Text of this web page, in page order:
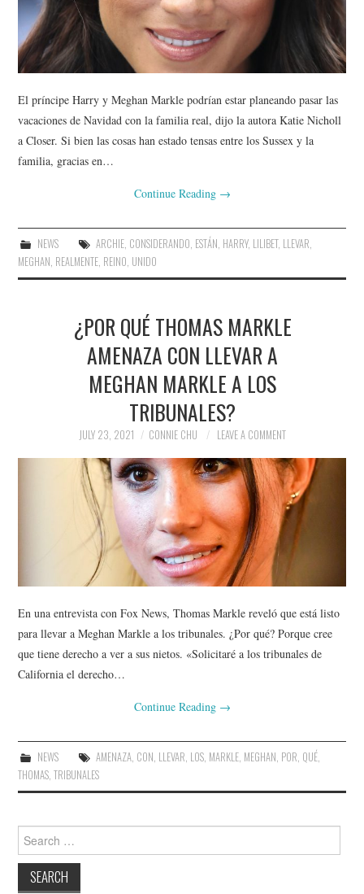
El príncipe Harry y Meghan Markle podrían estar planeando pasar las
vacaciones de Navidad con la familia real, dijo la autora Katie Nicholl
a Closer. Si bien las cosas han estado tensas entre los Sussex y la
familia, gracias en…
Continue Reading →
NEWS ARCHIE, CONSIDERANDO, ESTÁN, HARRY, LILIBET, LLEVAR,
MEGHAN, REALMENTE, REINO, UNIDO
¿POR QUÉ THOMAS MARKLE
AMENAZA CON LLEVAR A
MEGHAN MARKLE A LOS
TRIBUNALES?
JULY 23, 2021 CONNIE CHU LEAVE A COMMENT
En una entrevista con Fox News, Thomas Markle reveló que está listo
para llevar a Meghan Markle a los tribunales. ¿Por qué? Porque cree
que tiene derecho a ver a sus nietos. «Solicitaré a los tribunales de
California el derecho…
Continue Reading →
NEWS AMENAZA, CON, LLEVAR, LOS, MARKLE, MEGHAN, POR, QUÉ,
THOMAS,TRIBUNALES
Search
for: